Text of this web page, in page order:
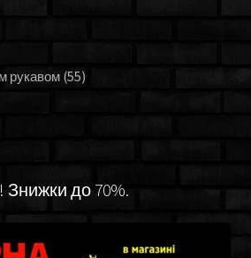
рукавом (55)
Знижки до 70%.